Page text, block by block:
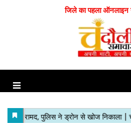
जिले का पहला ऑनलाइन